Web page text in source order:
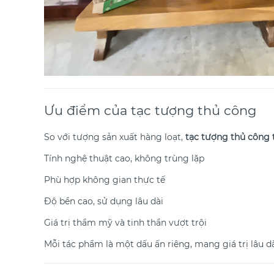
Ưu điểm của tạc tượng thủ công
So với tượng sản xuất hàng loạt, tạc tượng thủ công
Tính nghệ thuật cao, không trùng lặp
Phù hợp không gian thực tế
Độ bền cao, sử dụng lâu dài
Giá trị thẩm mỹ và tinh thần vượt trội
Mỗi tác phẩm là một dấu ấn riêng, mang giá trị lâu